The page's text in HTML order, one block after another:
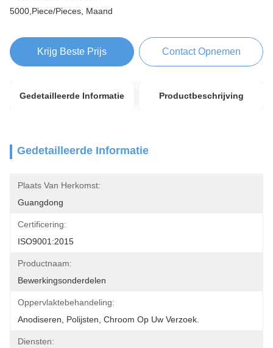
5000,Piece/Pieces, Maand
Krijg Beste Prijs Contact Opnemen
Gedetailleerde Informatie Productbeschrijving
Gedetailleerde Informatie
Plaats Van Herkomst:
Guangdong
Certificering:
ISO9001:2015
Productnaam:
Bewerkingsonderdelen
Oppervlaktebehandeling:
Anodiseren, Polijsten, Chroom Op Uw Verzoek.
Diensten: